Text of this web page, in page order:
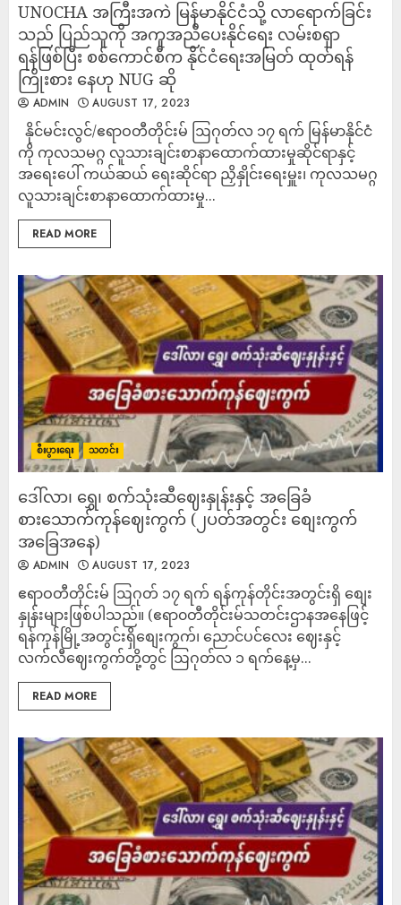
UNOCHA အကြီးအကဲ မြန်မာနိုင်ငံသို့ လာရောက်ခြင်း
သည် ပြည်သူကို အကူအညီပေးနိုင်ရေး လမ်းစရှာ
ရန်ဖြစ်ပြီး စစ်ကောင်စီက နိုင်ငံရေးအမြတ် ထုတ်ရန်
ကြိုးစား နေဟု NUG ဆို
ADMIN AUGUST 17, 2023
နိုင်မင်းလွင်/ဧရာဝတီတိုင်းမ် ဩဂုတ်လ ၁၇ ရက် မြန်မာနိုင်ငံ
ကို ကုလသမဂ္ဂ လူသားချင်းစာနာထောက်ထားမှုဆိုင်ရာနှင့်
အရေးပေါ် ကယ်ဆယ် ရေးဆိုင်ရာ ညှိနှိုင်းရေးမှူး၊ ကုလသမဂ္ဂ
လူသားချင်းစာနာထောက်ထားမှု...
READ MORE
စီးပွားရေး သတင်း
ဒေါ်လာ၊ ရွှေ၊ စက်သုံးဆီဈေးနှုန်းနှင့် အခြေခံ
စားသောက်ကုန်ဈေးကွက် (၂ပတ်အတွင်း စျေးကွက်
အခြေအနေ)
ADMIN AUGUST 17, 2023
ဧရာဝတီတိုင်းမ် ဩဂုတ် ၁၇ ရက် ရန်ကုန်တိုင်းအတွင်းရှိ စျေး
နှုန်းများဖြစ်ပါသည်။ (ဧရာ၀တီတိုင်းမ်သတင်းဌာနအနေဖြင့်
ရန်ကုန်မြို့အတွင်းရှိစျေးကွက်၊ ညောင်ပင်လေး ဈေးနှင့်
လက်လီဈေးကွက်တို့တွင် ဩဂုတ်လ ၁ ရက်နေ့မှ...
READ MORE